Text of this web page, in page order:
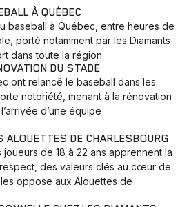
À QUÉBEC
baseball à Québec, entre heures de
porté notamment par les Diamants
dans toute la région.
DU STADE
ont relancé le baseball dans les
notoriété, menant à la rénovation
d’une équipe
ALOUETTES DE CHARLESBOURG
de 18 à 22 ans apprennent la
des valeurs clés au cœur de
oppose aux Alouettes de